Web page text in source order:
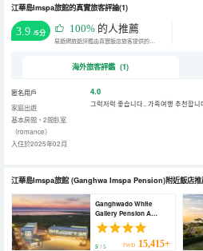
江華島Imspa旅館的真實旅客評論(1)
3.9 /5分 100% 的人推薦
易遊網旅遊評鑑由真實飯店旅客提供的評鑑。
海外旅客評鑑 (1)
匿名用戶
家庭出遊
基本房間，2間臥室
（romance）
入住於2025年02月
4.0
그럭저럭 좋습니다.. 가족여행 추천합니
江華島Imspa旅館(Ganghwa Imspa Pension)附近飯店推
Ganghwado White
Gallery Pension A
(Ganghwado White
Gallery Pension A)
5 / 5 TWD 15,415+